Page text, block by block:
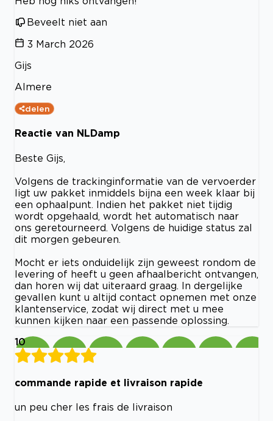
Beveelt niet aan
3 March 2026
Gijs
Almere
delen
Reactie van NLDamp
Beste Gijs,
Volgens de trackinginformatie van de vervoerder
ligt uw pakket inmiddels bijna een week klaar bij
een ophaalpunt. Indien het pakket niet tijdig
wordt opgehaald, wordt het automatisch naar
ons geretourneerd. Volgens de huidige status zal
dit morgen gebeuren.
Mocht er iets onduidelijk zijn geweest rondom de
levering of heeft u geen afhaalbericht ontvangen,
dan horen wij dat uiteraard graag. In dergelijke
gevallen kunt u altijd contact opnemen met onze
klantenservice, zodat wij direct met u mee
kunnen kijken naar een passende oplossing.
10
commande rapide et livraison rapide
un peu cher les frais de livraison